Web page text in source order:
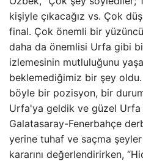
kişiyle çıkacağız vs. Çok
final. Çok önemli bir
daha da önemlisi Urfa gibi
izlemesinin mutluluğunu
beklemediğimiz bir şey
böyle bir pozisyon, bir
Urfa'ya geldik ve güzel Urfa
Galatasaray-Fenerbahçe
yerine tuhaf ve saçma
kararını değerlendirirken,